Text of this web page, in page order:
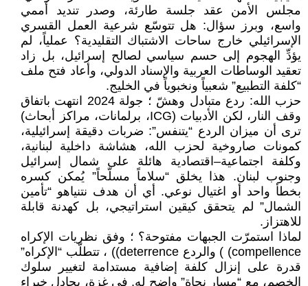
مجلس الأمن عقد جلسة طارئة، وصدر تنديد أممي
واسع، وبرز سؤال: هل تتوسّع شرعية العمل القسري
الإسرائيلي خارج ساحات الاشتباك التقليدية؟ عملياً، لم
يؤدِّ الهجوم إلى حسم سياسي لصالح إسرائيل، بل زاد
تعقيد الوساطات العربية والإسناد الدولي، وأعاد فتح ملف
“كلفة التطبيع” شعبياً ونخبوياً في الخليج.
حزب الله: ردع متبادل وهشّ ؛ جولة 2024 انتهت باتفاق
وقف النار، لكن الأدبيات (ICG، برلمانات، مراكز أبحاث)
ترى أن ميزان الردع “يتنفس”: ضربات دقيقة إسرائيلية،
كمونات صاروخية لحزب الله، هشاشة داخلية لبنانية،
وكلفة اجتماعية–اقتصادية هائلة على شمال إسرائيل
وجنوب لبنان. هذا يخلق “سلاماً مسلّحاً” يُمكن كسره
بخطأ واحد أو اغتيال نوعي. أي أن هدف نتنياهو “تأمين
الشمال” لم يتحقق كيقين استراتيجي، بل كهدنة قابلة
للاهتزاز.
لماذا استمرّت الجبهات مفتوحة؟ ؛ وفق نظريات الإكراه
compellence) ) والردع deterrence)) ، تتطلّب “الإكراه”
قدرة على إنزال كلفة إضافية مستدامة لتغيير سلوك
الخصم، مع “مسار نجاة” واضح له. في غزة، يجادل خبراء